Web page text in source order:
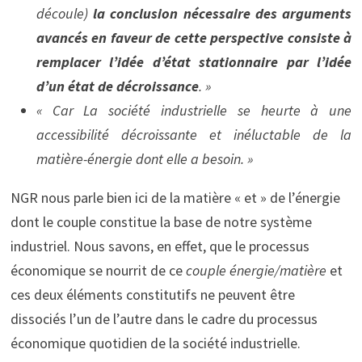
découle)la conclusion nécessaire des arguments
avancés en faveur de cette perspective consiste à
remplacer l’idée d’état stationnaire par l’idée
d’un état de décroissance. »
« Car La société industrielle se heurte à une
accessibilité décroissante et inéluctable de la
matière-énergie dont elle a besoin. »
NGR nous parle bien ici de la matière « et » de l’énergie
dont le couple constitue la base de notre système
industriel. Nous savons, en effet, que le processus
économique se nourrit de cecouple énergie/matière et
ces deux éléments constitutifs ne peuvent être
dissociés l’un de l’autre dans le cadre du processus
économique quotidien de la société industrielle.